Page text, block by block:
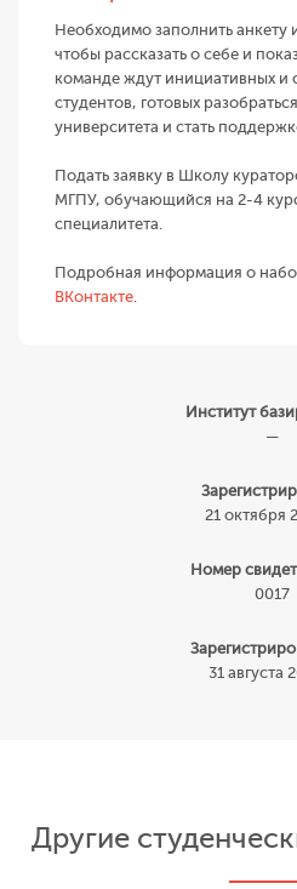
Необходимо заполнить анкету
чтобы рассказать о себе и
команде ждут инициативных и
студентов, готовых
университета и стать
Подать заявку в Школу
МГПУ, обучающийся на 2-4
специалитета.
Подробная информация о
ВКонтакте
Институт
—
21 октября
Номер
0017
31 августа
Другие